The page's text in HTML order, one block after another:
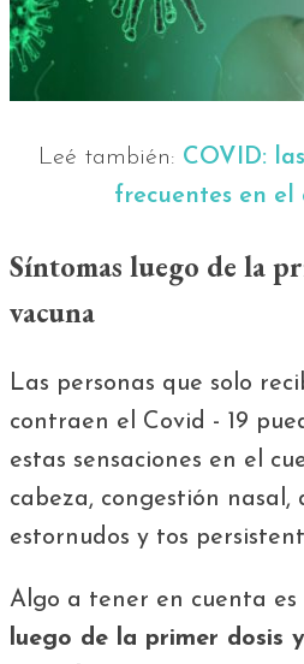
Leé también: COVID:
frecuentes en el
Síntomas luego de la
vacuna
Las personas que solo
contraen el Covid - 19
estas sensaciones en el
cabeza, congestión
estornudos y tos
Algo a tener en cuenta es
luego de la primer dosis